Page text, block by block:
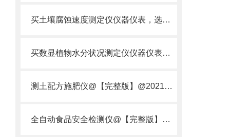
买土壤腐蚀速度测定仪仪器仪表，选【云唐新款】土壤腐蚀速度测定仪
买数显植物水分状况测定仪仪器仪表，就来山东云唐精品货源
测土配方施肥仪@【完整版】@2021专业测土配方施肥仪器仪表
全自动食品安全检测仪@【完整版】@2021专业全自动食品检测仪器仪表